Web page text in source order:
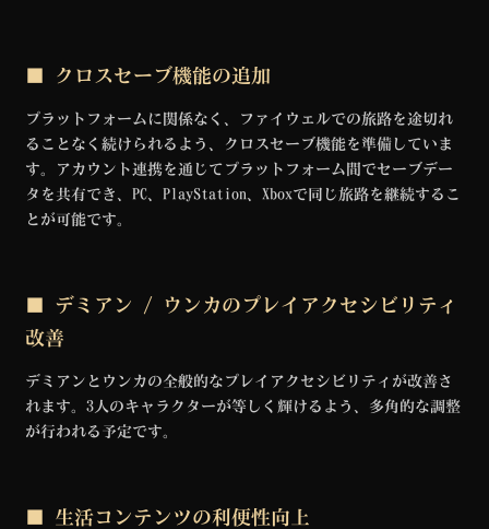
■ クロスセーブ機能の追加
プラットフォームに関係なく、ファイウェルでの旅路を途切れ
ることなく続けられるよう、クロスセーブ機能を準備していま
す。アカウント連携を通じてプラットフォーム間でセーブデー
タを共有でき、PC、PlayStation、Xboxで同じ旅路を継続するこ
とが可能です。
■ デミアン / ウンカのプレイアクセシビリティ
改善
デミアンとウンカの全般的なプレイアクセシビリティが改善さ
れます。3人のキャラクターが等しく輝けるよう、多角的な調整
が行われる予定です。
■ 生活コンテンツの利便性向上